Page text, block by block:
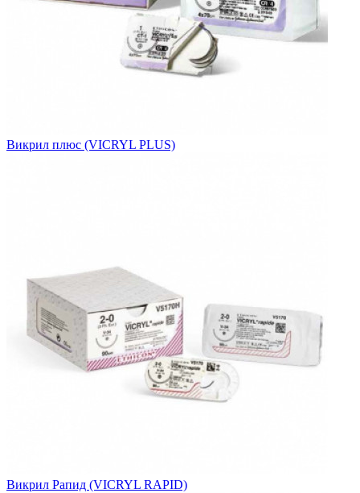
Викрил плюс (VICRYL PLUS)
Викрил Рапид (VICRYL RAPID)